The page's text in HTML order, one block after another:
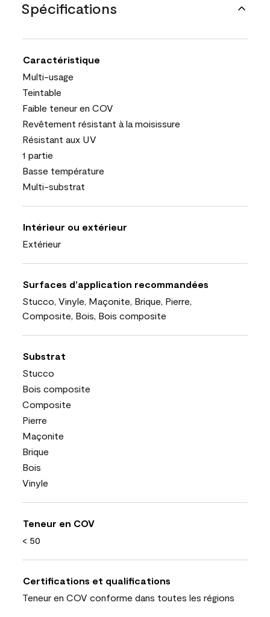
Spécifications
Caractéristique
Multi-usage
Teintable
Faible teneur en COV
Revêtement résistant à la moisissure
Résistant aux UV
1 partie
Basse température
Multi-substrat
Intérieur ou extérieur
Extérieur
Surfaces d’application recommandées
Stucco, Vinyle, Maçonite, Brique, Pierre,
Composite, Bois, Bois composite
Substrat
Stucco
Bois composite
Composite
Pierre
Maçonite
Brique
Bois
Vinyle
Teneur en COV
< 50
Certifications et qualifications
Teneur en COV conforme dans toutes les régions